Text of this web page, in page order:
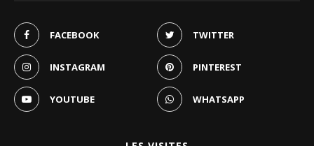
FACEBOOK TWITTER
INSTAGRAM PINTEREST
YOUTUBE WHATSAPP